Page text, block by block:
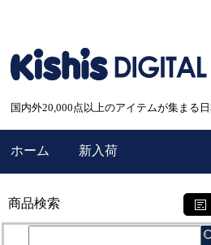
国内外20,000点以上のアイテムが集まる
ホーム 新入荷
商品検索